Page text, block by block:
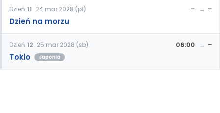
Dzień 11 24 mar 2028 (pt)
Dzień na morzu
– –
Dzień 12 25 mar 2028 (sb)
Tokio Japonia
06:00 –